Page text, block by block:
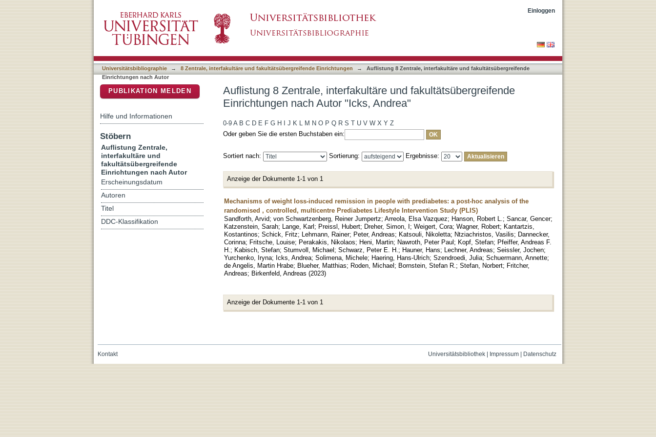
Auflistung 8 Zentrale, interfakultäre und fakultätsübergreifende Einrichtungen nach Autor "Icks,
Andrea"
Einloggen
Universitätsbibliographie → 8 Zentrale, interfakultäre und fakultätsübergreifende Einrichtungen →
Auflistung 8 Zentrale, interfakultäre und fakultätsübergreifende
Einrichtungen nach Autor
Auflistung 8 Zentrale, interfakultäre und fakultätsübergreifende
Einrichtungen nach Autor "Icks, Andrea"
0-9 A B C D E F G H J K L M N O P Q R S T U V W X Y Z
Oder geben Sie die ersten Buchstaben ein:
Sortiert nach: Sortierung: Ergebnisse:
Anzeige der Dokumente 1-1 von 1
Mechanisms of weight loss-induced remission in people with prediabetes: a post-hoc analysis of the
randomised , controlled, multicentre Prediabetes Lifestyle Intervention Study (PLIS)
Sandforth, Arvid; von Schwartzenberg, Reiner Jumpertz; Arreola, Elsa Vazquez; Hanson, Robert L. ; Sancar, Gencer;
Katzenstein, Sarah; Lange, Karl; Preissl, Hubert; Dreher, Simon, I; Weigert, Cora; Wagner, Robert; Kantartzis,
Kostantinos; Schick, Fritz; Lehmann, Rainer; Peter, Andreas; Katsouli, Nikoletta; Ntziachristos, Vasilis; Dannecker,
Corinna; Fritsche, Louise; Perakakis, Nikolaos; Heni, Martin; Nawroth, Peter Paul; Kopf, Stefan; Pfeiffer, Andreas F.
H. ; Kabisch, Stefan; Stumvoll, Michael; Schwarz, Peter E. H. ; Hauner, Hans; Lechner, Andreas; Seissler, Jochen;
Yurchenko, Iryna; Icks, Andrea; Solimena, Michele; Haering, Hans-Ulrich; Szendroedi, Julia; Schuermann, Annette;
de Angelis, Martin Hrabe; Blueher, Matthias; Roden, Michael; Bornstein, Stefan R. ; Stefan, Norbert; Fritcher,
Andreas; Birkenfeld, Andreas (2023)
Anzeige der Dokumente 1-1 von 1
PUBLIKATION MELDEN
Hilfe und Informationen
Stöbern
Auflistung Zentrale,
interfakultäre und
fakultätsübergreifende
Einrichtungen nach Autor
Erscheinungsdatum
Autoren
Titel
DDC-Klassifikation
Universitätsbibliothek| Impressum| Datenschutz
Kontakt